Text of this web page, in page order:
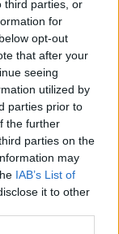
third parties, or
for
opt-out
that after your
seeing
utilized by
parties prior to
the further
parties on the
may
IAB’s List of
it to other
China e